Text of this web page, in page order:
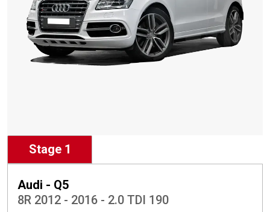
Stage 1
Audi - Q5
8R 2012 - 2016 - 2.0 TDI 190